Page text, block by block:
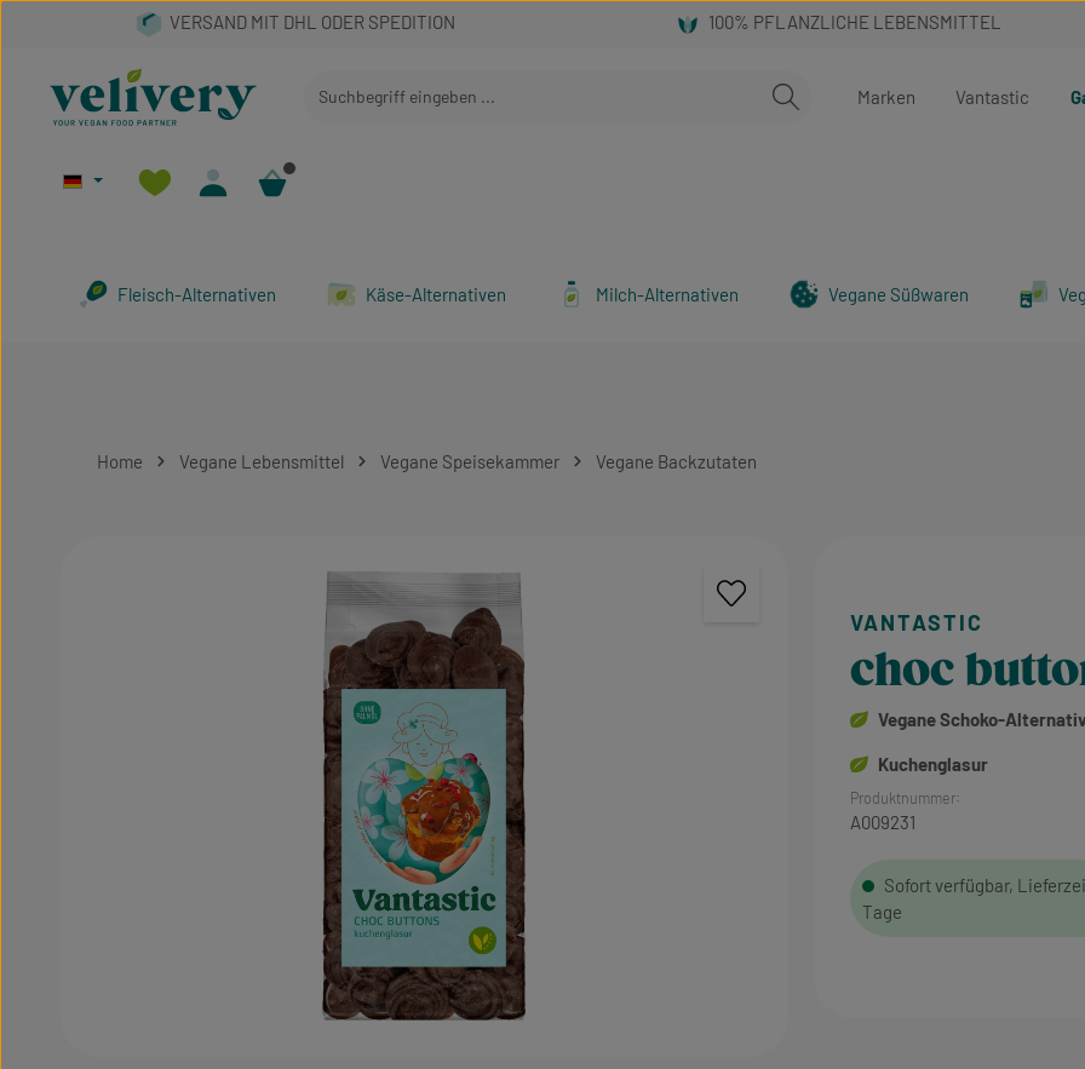
Hauptinhalt springen
Zur Suche springen
Zur Hauptnavigation springen
Marken
Vantastic
Fleisch-Alternativen Käse-Alternativen Milch-Alternativen Vegane Süßwaren
Home Vegane Lebensmittel Vegane Speisekammer Vegane Backzutaten
choc
Vegane Schoko-
Kuchenglasur
Sofort verfügbar,
Tage
Produktnummer:
A009231